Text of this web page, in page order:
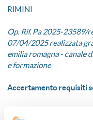
RIMINI
Op. Rif. Pa 2025-23589/
07/04/2025 realizzata
emilia romagna - canale
e formazione
Accertamento requisiti